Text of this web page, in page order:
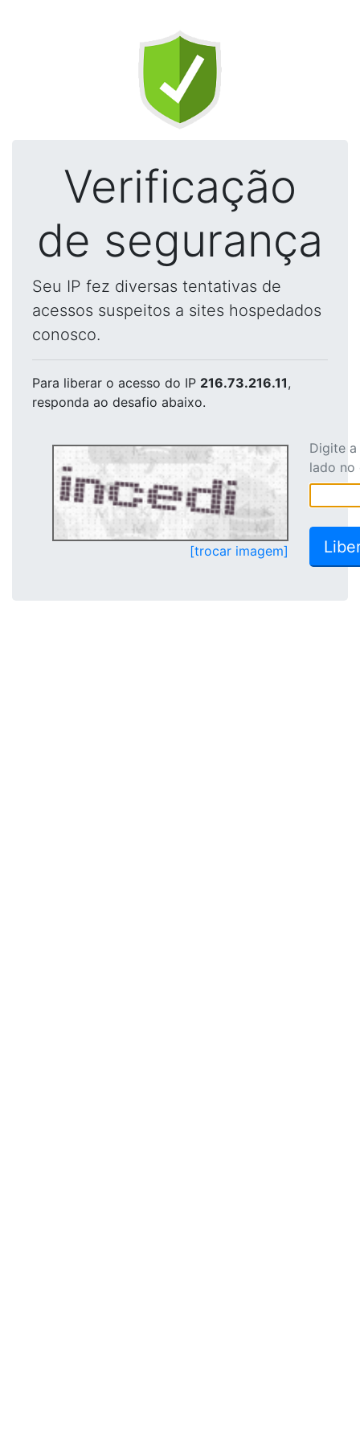
Verificação
de segurança
Seu IP fez diversas tentativas de
acessos suspeitos a sites hospedados
conosco.
Para liberar o acesso do IP 216.73.216.11,
responda ao desafio abaixo.
[trocar imagem]
Digite
lado no